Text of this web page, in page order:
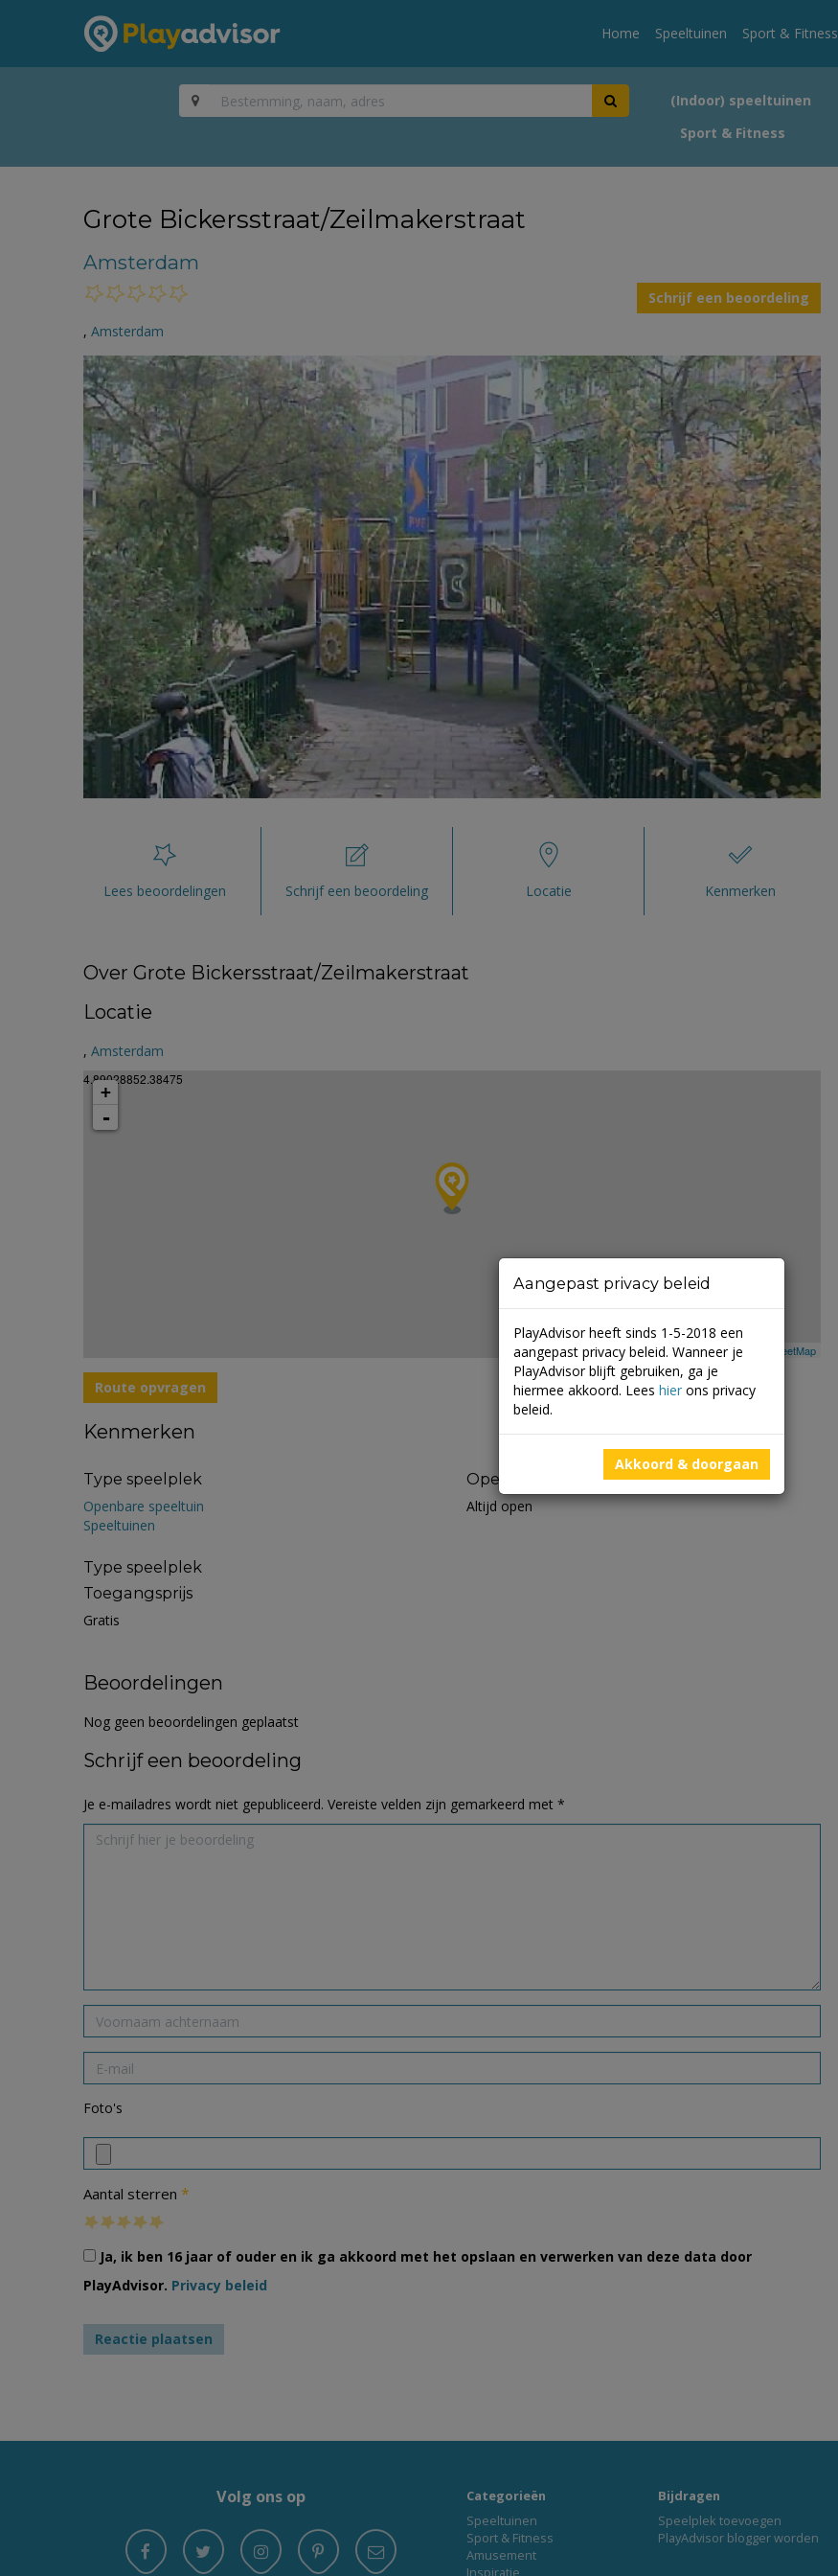
Home Speeltuinen Sport & Fitness
(Indoor) speeltuinen
Sport & Fitness
Grote Bickersstraat/Zeilmakerstraat
Amsterdam
Schrijf een beoordeling
, Amsterdam
Lees beoordelingen Schrijf een beoordeling Locatie Kenmerken
Over Grote Bickersstraat/Zeilmakerstraat
Locatie
, Amsterdam
4.89028852.38475
+
-
Leaflet | ©Mapbox © OpenStreetMap
Route opvragen
Kenmerken
Type speelplek
Openbare speeltuin
Speeltuinen
Type speelplek
Toegangsprijs
Gratis
Openingstijden
Altijd open
Beoordelingen
Nog geen beoordelingen geplaatst
Schrijf een beoordeling
Je e-mailadres wordt niet gepubliceerd. Vereiste velden zijn gemarkeerd met *
Foto's
Aantal sterren *
Ja, ik ben 16 jaar of ouder en ik ga akkoord met het opslaan en verwerken van deze data door
PlayAdvisor. Privacy beleid
Volg ons op
Categorieën
Speeltuinen
Sport & Fitness
Amusement
Inspiratie
Bijdragen
Speelplek toevoegen
PlayAdvisor blogger worden
Aangepast privacy beleid
PlayAdvisor heeft sinds 1-5-2018 een
aangepast privacy beleid. Wanneer je
PlayAdvisor blijft gebruiken, ga je
hiermee akkoord. Lees hier ons privacy
beleid.
Akkoord & doorgaan